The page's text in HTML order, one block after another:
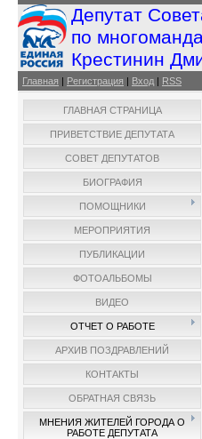
Депутат
по
Крестинин
Главная | Регистрация | Вход | RSS
ГЛАВНАЯ СТРАНИЦА
ПРИВЕТСТВИЕ ДЕПУТАТА
СОВЕТ ДЕПУТАТОВ
БИОГРАФИЯ
ПОМОЩНИКИ
МЕРОПРИЯТИЯ
ПУБЛИКАЦИИ
ФОТОАЛЬБОМЫ
ВИДЕО
ОТЧЕТ О РАБОТЕ
АРХИВ ПОЗДРАВЛЕНИЙ
КОНТАКТЫ
ОБРАТНАЯ СВЯЗЬ
МНЕНИЯ ЖИТЕЛЕЙ ГОРОДА О
РАБОТЕ ДЕПУТАТА